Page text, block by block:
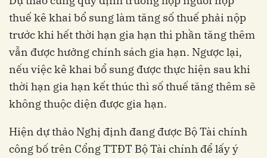
thuế kê khai bổ sung làm tăng số thuế phải nộp
trước khi hết thời hạn gia hạn thì phần tăng thêm
vẫn được hưởng chính sách gia hạn. Ngược lại,
nếu việc kê khai bổ sung được thực hiện sau khi
thời hạn gia hạn kết thúc thì số thuế tăng thêm sẽ
không thuộc diện được gia hạn.
Hiện dự thảo Nghị định đang được Bộ Tài chính
công bố trên Cổng TTĐT Bộ Tài chính để lấy ý